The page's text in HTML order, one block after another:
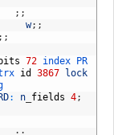
; ;
w; ;
; ;
bits 72 index
PR
id 3867
lock
: n fields 4;